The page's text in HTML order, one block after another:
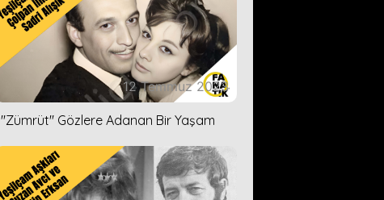
12 Temmuz 2023
''Zümrüt'' Gözlere Adanan Bir Yaşam